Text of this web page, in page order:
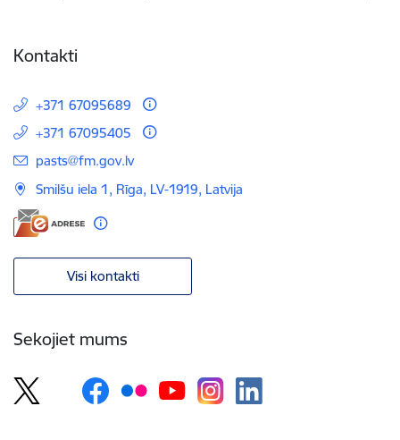
Kontakti
+371 67095689
+371 67095405
E-pasts:
pasts@fm.gov.lv
Smilšu iela 1, Rīga, LV-1919, Latvija
Visi kontakti
Sekojiet mums